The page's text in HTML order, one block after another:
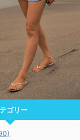
ゴリー